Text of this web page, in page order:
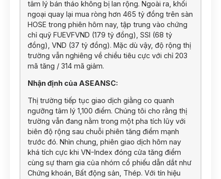
tâm lý bán tháo không bị lan rộng. Ngoài ra, khối
ngoại quay lại mua ròng hơn 465 tỷ đồng trên sàn
HOSE trong phiên hôm nay, tập trung vào chứng
chỉ quỹ FUEVFVND (179 tỷ đồng), SSI (68 tỷ
đồng), VND (37 tỷ đồng). Mặc dù vậy, độ rộng thị
trường vẫn nghiêng về chiều tiêu cực với chỉ 203
mã tăng / 314 mã giảm.
Nhận định của ASEANSC:
Thị trường tiếp tục giao dịch giằng co quanh
ngưỡng tâm lý 1,100 điểm. Chúng tôi cho rằng thị
trường vẫn đang nằm trong một pha tích lũy với
biên độ rộng sau chuỗi phiên tăng điểm mạnh
trước đó. Nhìn chung, phiên giao dịch hôm nay
khá tích cực khi VN-Index đóng cửa tăng điểm
cùng sự tham gia của nhóm cổ phiếu dẫn dắt như
Chứng khoán, Bất động sản, Thép. Với tín hiệu